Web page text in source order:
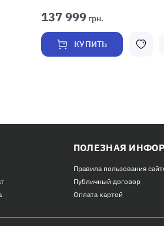
137 999 грн.
КУПИТЬ
ПОЛЕЗНАЯ
Правила пользования
Публичный договор
Оплата картой